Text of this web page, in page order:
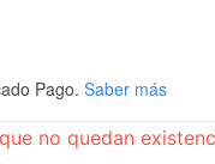
Pago. Saber más
no quedan